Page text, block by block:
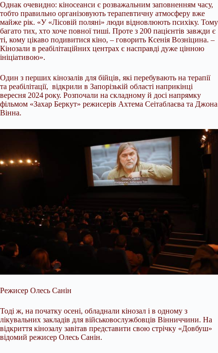
Однак очевидно: кіносеанси є розважальним заповненням часу,
тобто правильно організовують терапевтичну атмосферу вже
майже рік. «У «Лісовій поляні» люди відновлюють психіку. Тому
багато тих, хто хоче повної тиші. Проте з 200 пацієнтів завжди є
ті, кому цікаво подивитися кіно, – говорить Ксенія Возніцина. –
Кінозали в реабілітаційних центрах є насправді дуже цінною
ініціативою».
Один з перших кінозалів для бійців, які перебувають на терапії
та реабілітації, відкрили в Запорізькій області наприкінці
вересня 2024 року. Розпочали на складному й досі напрямку
фільмом «Захар Беркут» режисерів Ахтема Сеітаблаєва та Джона
Вінна.
Режисер Олесь Санін
Тоді ж, на початку осені, обладнали кінозал і в одному з
лікувальних закладів для військовослужбовців Вінниччини. На
відкриття кінозалу завітав представити свою стрічку «Довбуш»
відомий режисер Олесь Санін.